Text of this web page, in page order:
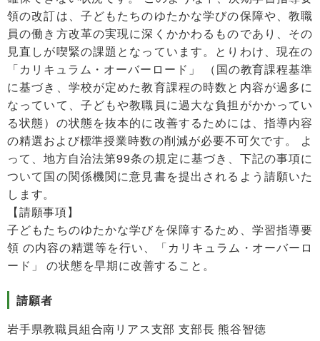
領の改訂は、子どもたちのゆたかな学びの保障や、教職
員の働き方改革の実現に深くかかわるものであり、その
見直しが喫緊の課題となっています。とりわけ、現在の
「カリキュラム・オーバーロード」 （国の教育課程基準
に基づき、学校が定めた教育課程の時数と内容が過多に
なっていて、子どもや教職員に過大な負担がかかってい
る状態）の状態を抜本的に改善するためには、指導内容
の精選および標準授業時数の削減が必要不可欠です。 よ
って、地方自治法第99条の規定に基づき、下記の事項に
ついて国の関係機関に意見書を提出されるよう請願いた
します。
【請願事項】
子どもたちのゆたかな学びを保障するため、学習指導要
領 の内容の精選等を行い、「カリキュラム・オーバーロ
ード」 の状態を早期に改善すること。
請願者
岩手県教職員組合南リアス支部 支部長 熊谷智徳